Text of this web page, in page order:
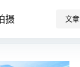
摄 文章